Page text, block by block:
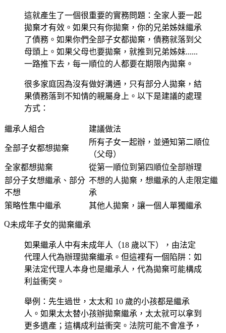
這就產生了一個很重要的實務問題：全家人要一起
拋棄才有效。如果只有你拋棄，你的兄弟姊妹繼承
了債務。如果你們全部子女都拋棄，債務就落到父
母頭上。如果父母也要拋棄，就推到兄弟姊妹......
一路推下去，每一順位的人都要在期限內拋棄。
很多家庭因為沒有做好溝通，只有部分人拋棄，結
果債務落到不知情的親屬身上。以下是建議的處理
方式：
繼承人組合 建議做法
全部子女都想拋棄
所有子女一起辦，並通知第二順位
（父母）
全家都想拋棄
從第一順位到第四順位全部辦理
部分子女想繼承、部分
不想
不想的人拋棄，想繼承的人走限定繼
承
策略性集中繼承
其他人拋棄，讓一個人單獨繼承
未成年子女的拋棄繼承
如果繼承人中有未成年人（18 歲以下），由法定
代理人代為辦理拋棄繼承。但這裡有一個陷阱：如
果法定代理人本身也是繼承人，代為拋棄可能構成
利益衝突。
舉例：先生過世，太太和 10 歲的小孩都是繼承
人。如果太太替小孩辦拋棄繼承，太太就可以拿到
更多遺產；這構成利益衝突。法院可能不會准予，